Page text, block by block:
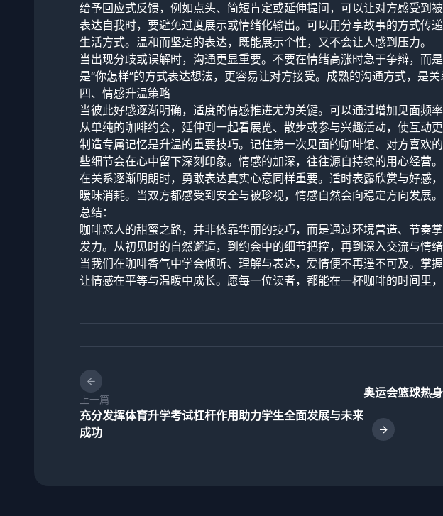
给予回应式反馈，例如点头、简短肯定或延伸提问，可以让对方感受到被
表达自我时，要避免过度展示或情绪化输出。可以用分享故事的方式传
生活方式。温和而坚定的表达，既能展示个性，又不会让人感到压力。
当出现分歧或误解时，沟通更显重要。不要在情绪高涨时急于争辩，而
是“你怎样”的方式表达想法，更容易让对方接受。成熟的沟通方式，是关
四、情感升温策略
当彼此好感逐渐明确，适度的情感推进尤为关键。可以通过增加见面频
从单纯的咖啡约会，延伸到一起看展览、散步或参与兴趣活动，使互动更
制造专属记忆是升温的重要技巧。记住第一次见面的咖啡馆、对方喜欢
些细节会在心中留下深刻印象。情感的加深，往往源自持续的用心经营。
在关系逐渐明朗时，勇敢表达真实心意同样重要。适时表露欣赏与好感
暧昧消耗。当双方都感受到安全与被珍视，情感自然会向稳定方向发展。
总结：
咖啡恋人的甜蜜之路，并非依靠华丽的技巧，而是通过环境营造、节奏
发力。从初见时的自然邂逅，到约会中的细节把控，再到深入交流与情
当我们在咖啡香气中学会倾听、理解与表达，爱情便不再遥不可及。掌
让情感在平等与温暖中成长。愿每一位读者，都能在一杯咖啡的时间里
上一篇
充分发挥体育升学考试杠杆作用助力学生全面发展与未来
成功
奥运会篮球热